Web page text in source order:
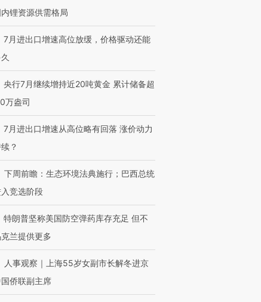
锂资源供需格局
7月进出口增速高位放缓，价格驱动还能
央行7月继续增持近20吨黄金 累计储备超
万盎司
7月进出口增速从高位略有回落 涨价动力
？
下周前瞻：生态环境法典施行；巴西总统
竞选阶段
特朗普坚称美国防空弹药库存充足 但不
兰提供更多
人事观察｜上海55岁女副市长解冬进京
侨联副主席